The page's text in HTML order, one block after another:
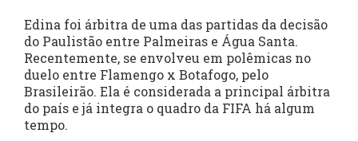
Edina foi árbitra de uma das partidas da decisão
do Paulistão entre Palmeiras e Água Santa.
Recentemente, se envolveu em polêmicas no
duelo entre Flamengo x Botafogo, pelo
Brasileirão. Ela é considerada a principal árbitra
do país e já integra o quadro da FIFA há algum
tempo.